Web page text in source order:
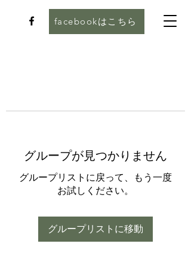
facebookはこちら
グループが見つかりません
グループリストに戻って、もう一度
お試しください。
グループリストに移動